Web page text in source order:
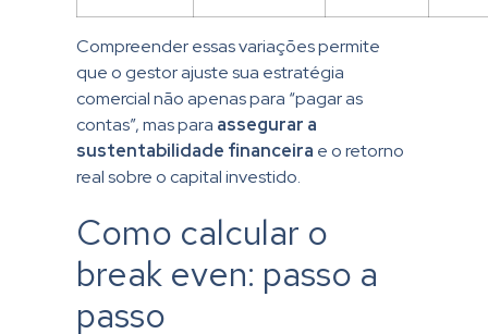
Compreender essas variações permite
que o gestor ajuste sua estratégia
comercial não apenas para “pagar as
contas”, mas para assegurar a
sustentabilidade financeira e o retorno
real sobre o capital investido.
Como calcular o
break even: passo a
passo